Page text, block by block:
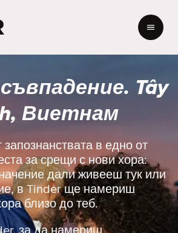
r
а
а
л
о
Tây
Виетнам
в едно от
за срещи с нови хора:
дали живееш тук или
в Tinder ще намериш
близо до теб.
за да намериш